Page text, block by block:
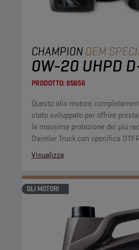
CHAMPIONOEM
0W-20 UHPD
PRODOTTO: 65656
Questo olio motore
stato sviluppato per offrire
la massima protezione dei più
Daimler Truck con specifica
Visualizza
OLI MOTORI